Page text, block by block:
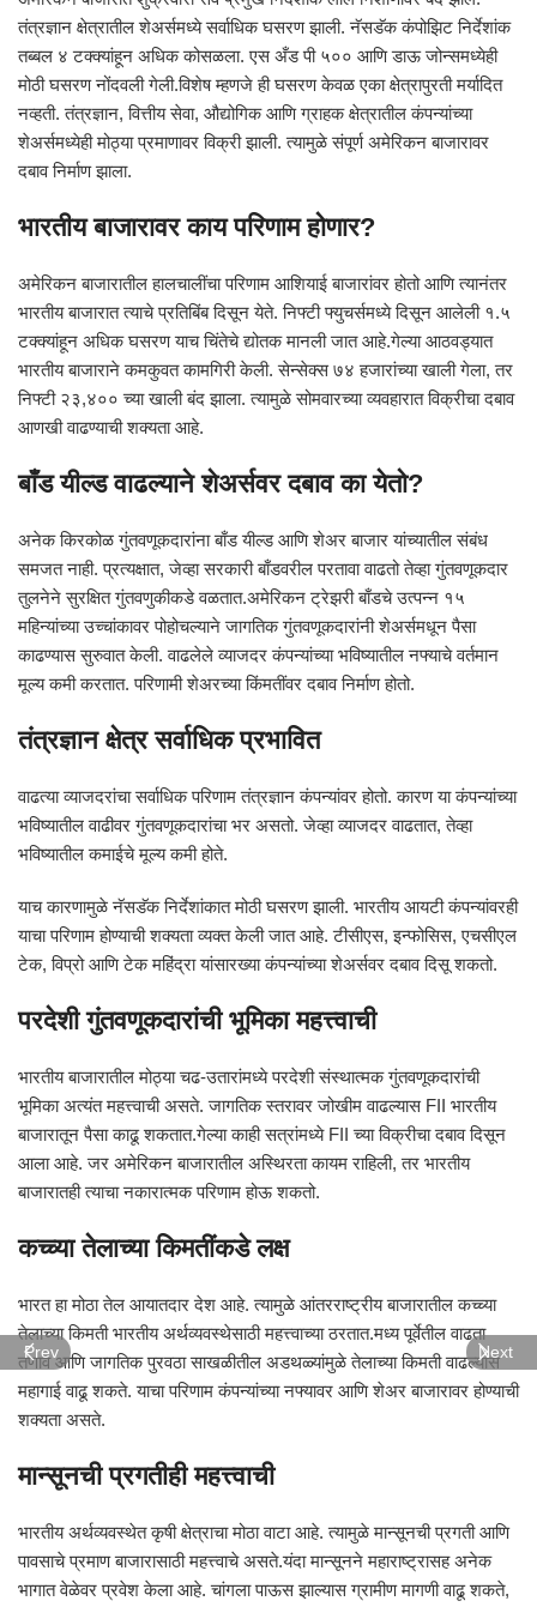
तंत्रज्ञान क्षेत्रातील शेअर्समध्ये सर्वाधिक घसरण झाली. नॅसडॅक कंपोझिट निर्देशांक
तब्बल ४ टक्क्यांहून अधिक कोसळला. एस अँड पी ५०० आणि डाऊ जोन्समध्येही
मोठी घसरण नोंदवली गेली.विशेष म्हणजे ही घसरण केवळ एका क्षेत्रापुरती मर्यादित
नव्हती. तंत्रज्ञान, वित्तीय सेवा, औद्योगिक आणि ग्राहक क्षेत्रातील कंपन्यांच्या
शेअर्समध्येही मोठ्या प्रमाणावर विक्री झाली. त्यामुळे संपूर्ण अमेरिकन बाजारावर
दबाव निर्माण झाला.
भारतीय बाजारावर काय परिणाम होणार?
अमेरिकन बाजारातील हालचालींचा परिणाम आशियाई बाजारांवर होतो आणि त्यानंतर
भारतीय बाजारात त्याचे प्रतिबिंब दिसून येते. निफ्टी फ्युचर्समध्ये दिसून आलेली १.५
टक्क्यांहून अधिक घसरण याच चिंतेचे द्योतक मानली जात आहे.गेल्या आठवड्यात
भारतीय बाजाराने कमकुवत कामगिरी केली. सेन्सेक्स ७४ हजारांच्या खाली गेला, तर
निफ्टी २३,४०० च्या खाली बंद झाला. त्यामुळे सोमवारच्या व्यवहारात विक्रीचा दबाव
आणखी वाढण्याची शक्यता आहे.
बाँड यील्ड वाढल्याने शेअर्सवर दबाव का येतो?
अनेक किरकोळ गुंतवणूकदारांना बाँड यील्ड आणि शेअर बाजार यांच्यातील संबंध
समजत नाही. प्रत्यक्षात, जेव्हा सरकारी बाँडवरील परतावा वाढतो तेव्हा गुंतवणूकदार
तुलनेने सुरक्षित गुंतवणुकीकडे वळतात.अमेरिकन ट्रेझरी बाँडचे उत्पन्न १५
महिन्यांच्या उच्चांकावर पोहोचल्याने जागतिक गुंतवणूकदारांनी शेअर्समधून पैसा
काढण्यास सुरुवात केली. वाढलेले व्याजदर कंपन्यांच्या भविष्यातील नफ्याचे वर्तमान
मूल्य कमी करतात. परिणामी शेअरच्या किंमतींवर दबाव निर्माण होतो.
तंत्रज्ञान क्षेत्र सर्वाधिक प्रभावित
वाढत्या व्याजदरांचा सर्वाधिक परिणाम तंत्रज्ञान कंपन्यांवर होतो. कारण या कंपन्यांच्या
भविष्यातील वाढीवर गुंतवणूकदारांचा भर असतो. जेव्हा व्याजदर वाढतात, तेव्हा
भविष्यातील कमाईचे मूल्य कमी होते.
याच कारणामुळे नॅसडॅक निर्देशांकात मोठी घसरण झाली. भारतीय आयटी कंपन्यांवरही
याचा परिणाम होण्याची शक्यता व्यक्त केली जात आहे. टीसीएस, इन्फोसिस, एचसीएल
टेक, विप्रो आणि टेक महिंद्रा यांसारख्या कंपन्यांच्या शेअर्सवर दबाव दिसू शकतो.
परदेशी गुंतवणूकदारांची भूमिका महत्त्वाची
भारतीय बाजारातील मोठ्या चढ-उतारांमध्ये परदेशी संस्थात्मक गुंतवणूकदारांची
भूमिका अत्यंत महत्त्वाची असते. जागतिक स्तरावर जोखीम वाढल्यास FII भारतीय
बाजारातून पैसा काढू शकतात.गेल्या काही सत्रांमध्ये FII च्या विक्रीचा दबाव दिसून
आला आहे. जर अमेरिकन बाजारातील अस्थिरता कायम राहिली, तर भारतीय
बाजारातही त्याचा नकारात्मक परिणाम होऊ शकतो.
कच्च्या तेलाच्या किमतींकडे लक्ष
भारत हा मोठा तेल आयातदार देश आहे. त्यामुळे आंतरराष्ट्रीय बाजारातील कच्च्या
तेलाच्या किमती भारतीय अर्थव्यवस्थेसाठी महत्त्वाच्या ठरतात.मध्य पूर्वेतील वाढता
तणाव आणि जागतिक पुरवठा साखळीतील अडथळ्यांमुळे तेलाच्या किमती वाढल्यास
महागाई वाढू शकते. याचा परिणाम कंपन्यांच्या नफ्यावर आणि शेअर बाजारावर होण्याची
शक्यता असते.
मान्सूनची प्रगतीही महत्त्वाची
भारतीय अर्थव्यवस्थेत कृषी क्षेत्राचा मोठा वाटा आहे. त्यामुळे मान्सूनची प्रगती आणि
पावसाचे प्रमाण बाजारासाठी महत्त्वाचे असते.यंदा मान्सूनने महाराष्ट्रासह अनेक
भागात वेळेवर प्रवेश केला आहे. चांगला पाऊस झाल्यास ग्रामीण मागणी वाढू शकते,
Prev Next